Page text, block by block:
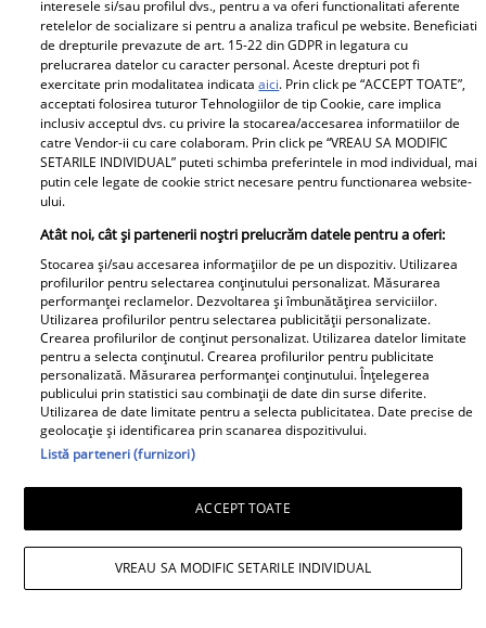
sincere și mai directe, iar tensiunile mai
vechi se pot rezolva surprinzător de
repede. Cei singuri pot începe o
conexiune interesantă cu cineva care le
schimbă complet perspectiva asupra
iubirii. Energia este ridicată și te ajută să
faci față unui ritm alert fără prea mult
efort. Spre seară, apare dorința de liniște
și de reflecție asupra unor decizii
importante. Ai mai mult noroc decât îți
imaginezi.
Horoscop zilnic Capricorn –
Previziuni pentru 15 mai
2026
Capricornii sunt concentrați pe rezultate,
stabilitate și consolidarea poziției lor
interesele si/sau profilul dvs., pentru a va oferi functionalitati aferente
retelelor de socializare si pentru a analiza traficul pe website. Beneficiati
de drepturile prevazute de art. 15-22 din GDPR in legatura cu
prelucrarea datelor cu caracter personal. Aceste drepturi pot fi
exercitate prin modalitatea indicataaici. Prin click pe “ACCEPT TOATE”,
acceptati folosirea tuturor Tehnologiilor de tip Cookie, care implica
inclusiv acceptul dvs. cu privire la stocarea/accesarea informatiilor de
catre Vendor-ii cu care colaboram. Prin click pe “VREAU SA MODIFIC
SETARILE INDIVIDUAL” puteti schimba preferintele in mod individual, mai
putin cele legate de cookie strict necesare pentru functionarea website-
ului.
Atât noi, cât și partenerii noștri prelucrăm datele pentru a oferi:
Stocarea și/sau accesarea informațiilor de pe un dispozitiv. Utilizarea
profilurilor pentru selectarea conținutului personalizat. Măsurarea
performanței reclamelor. Dezvoltarea și îmbunătățirea serviciilor.
Utilizarea profilurilor pentru selectarea publicității personalizate.
Crearea profilurilor de conținut personalizat. Utilizarea datelor limitate
pentru a selecta conținutul. Crearea profilurilor pentru publicitate
personalizată. Măsurarea performanței conținutului. Înțelegerea
publicului prin statistici sau combinații de date din surse diferite.
Utilizarea de date limitate pentru a selecta publicitatea. Date precise de
geolocație și identificarea prin scanarea dispozitivului.
Listă parteneri (furnizori)
ACCEPT TOATE
VREAU SA MODIFIC SETARILE INDIVIDUAL